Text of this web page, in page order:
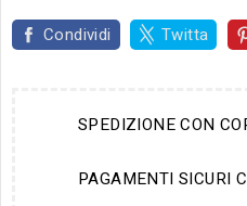
Condividi Twitta
SPEDIZIONE CON
PAGAMENTI SICURI